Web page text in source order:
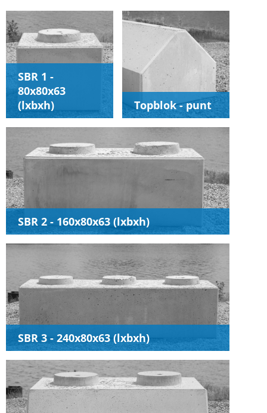
SBR 1 -
80x80x63
(lxbxh)
SBR 2 - 160x80x63 (lxbxh)
SBR 3 - 240x80x63 (lxbxh)
Topblok - punt